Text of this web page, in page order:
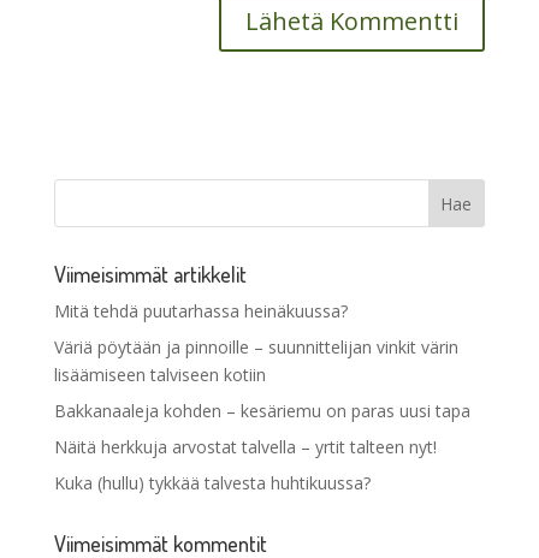
Viimeisimmät artikkelit
Mitä tehdä puutarhassa heinäkuussa?
Väriä pöytään ja pinnoille – suunnittelijan vinkit värin
lisäämiseen talviseen kotiin
Bakkanaaleja kohden – kesäriemu on paras uusi tapa
Näitä herkkuja arvostat talvella – yrtit talteen nyt!
Kuka (hullu) tykkää talvesta huhtikuussa?
Viimeisimmät kommentit